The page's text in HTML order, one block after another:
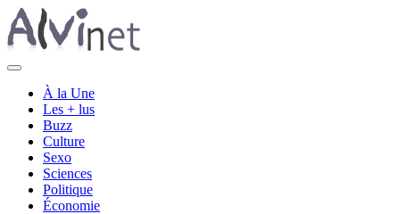
À la Une
Les + lus
Buzz
Culture
Sexo
Sciences
Politique
Économie